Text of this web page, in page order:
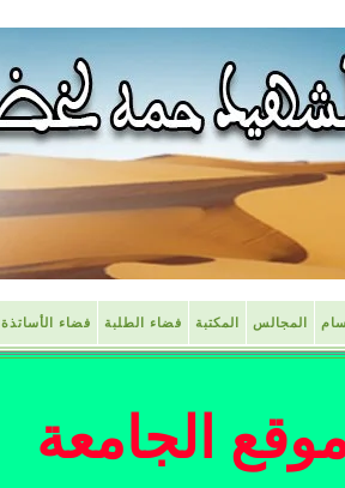
المجالس المكتبة فضاء الطلبة فضاء الأساتذة
الجامعة